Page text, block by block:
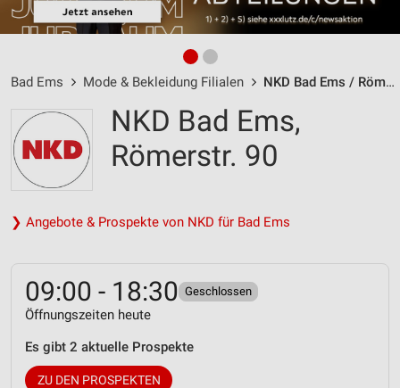
Bad Ems Mode & Bekleidung Filialen NKD Bad Ems / Römerstr. 90 - Öffnungszeiten & Adresse
NKD Bad Ems,
Römerstr. 90
❯ Angebote & Prospekte von NKD für Bad Ems
09:00 - 18:30 Geschlossen
Öffnungszeiten heute
Es gibt 2 aktuelle Prospekte
ZU DEN PROSPEKTEN